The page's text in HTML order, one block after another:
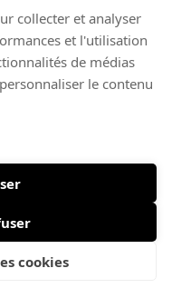
collecter et analyser
et l'utilisation
de médias
le contenu
cookies
dans votre boite mail:
BE 0890.213.738